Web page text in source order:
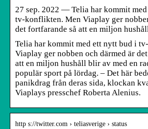
27 sep. 2022 — Telia har kommit
tv-konflikten. Men Viaplay ger
det fortfarande så att en miljon
Telia har kommit med ett nytt bud i
Viaplay ger nobben och därmed är
att en miljon hushåll blir av med en
populär sport på lördag. – Det här
panikdrag från deras sida, klockan
Viaplays presschef Roberta Alenius.
http s://twitter.com › teliasverige › status